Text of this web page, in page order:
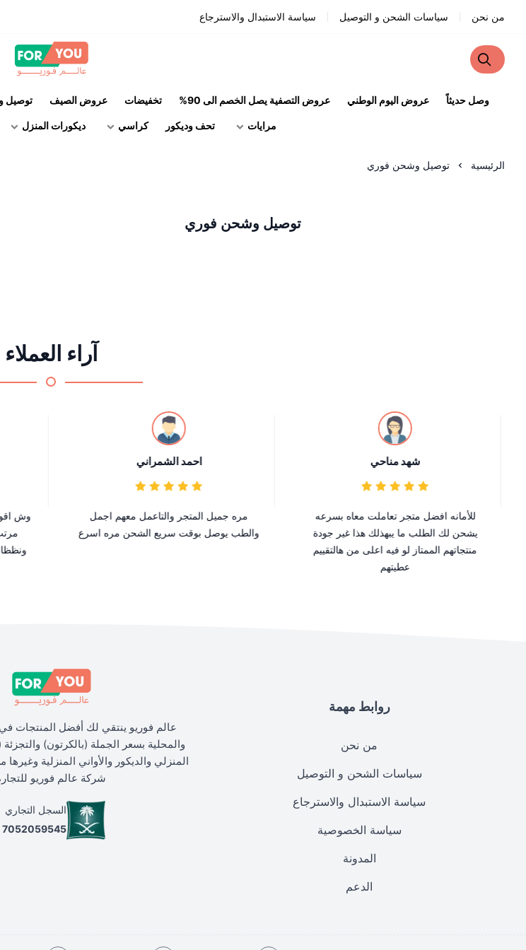
من نحن سياسات الشحن و التوصيل سياسة الاستبدال والاسترجاع
عالم فوريو
وصل حديثاً عروض اليوم الوطني عروض التصفية يصل الخصم الى 90% تخفيضات عروض الصيف توصيل
مرايات تحف وديكور كراسي ديكورات المنزل
الرئيسية توصيل وشحن فوري
توصيل وشحن فوري
آراء العملاء
شهد مناحي
للأمانه افضل متجر تعاملت معاه بسرعه
يشحن لك الطلب ما يبهذلك هذا غير جودة
منتجاتهم الممتاز لو فيه اعلى من هالتقييم
عطيتهم
احمد الشمراني
مره جميل المتجر والتاعمل معهم اجمل
والطب يوصل بوقت سريع الشحن مره اسرع
وش
روابط مهمة
من نحن
سياسات الشحن و التوصيل
سياسة الاستبدال والاسترجاع
سياسة الخصوصية
المدونة
الدعم
عالم فوريو ينتقي لك أفضل المنتجات في
والمحلية بسعر الجملة (بالكرتون)
المنزلي والديكور والأواني المنزلية
شركة عالم فوريو
السجل التجاري
7052059545